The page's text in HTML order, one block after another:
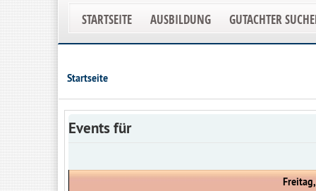
STARTSEITE AUSBILDUNG GUTACHTER
Startseite
Events für